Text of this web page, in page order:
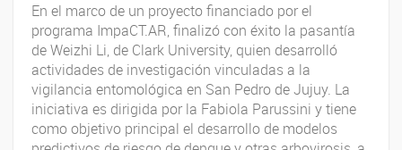
En el marco de un proyecto financiado por el
programa ImpaCT.AR, finalizó con éxito la pasantía
de Weizhi Li, de Clark University, quien desarrolló
actividades de investigación vinculadas a la
vigilancia entomológica en San Pedro de Jujuy. La
iniciativa es dirigida por la Fabiola Parussini y tiene
como objetivo principal el desarrollo de modelos